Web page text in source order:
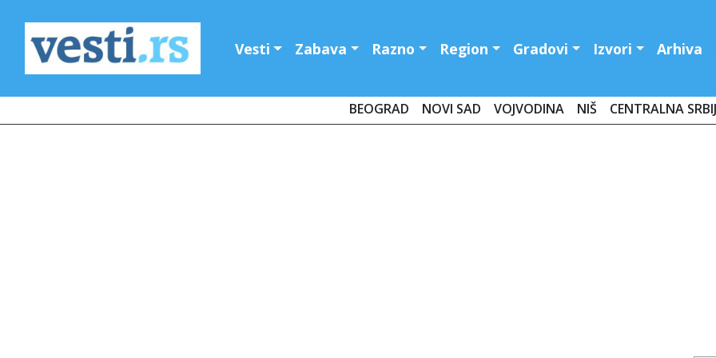
Vesti Zabava Razno Region Gradovi Izvori Arhiva
BEOGRAD NOVI SAD VOJVODINA NIŠ CENTRALNA